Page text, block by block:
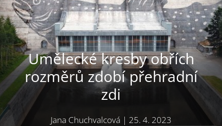
Umělecké kresby obřích
rozměrů zdobí přehradní
zdi
Jana Chuchvalcová | 25. 4. 2023